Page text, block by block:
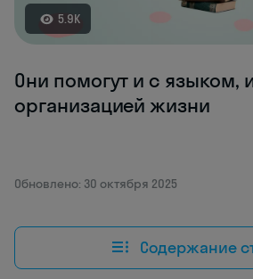
5.9K
Они помогут и с языком,
организацией жизни
Обновлено: 30 октября 2025
Содержание